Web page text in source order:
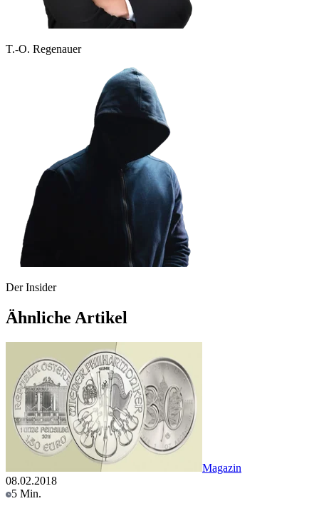
T.-O. Regenauer
Der Insider
Ähnliche Artikel
Magazin
08.02.2018
5 Min.